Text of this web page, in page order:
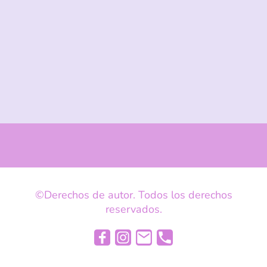
©Derechos de autor. Todos los derechos
reservados.